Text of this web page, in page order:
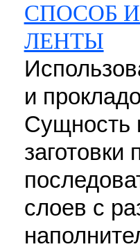
СПОСОБ
ЛЕНТЫ
и
Сущность
слоев с